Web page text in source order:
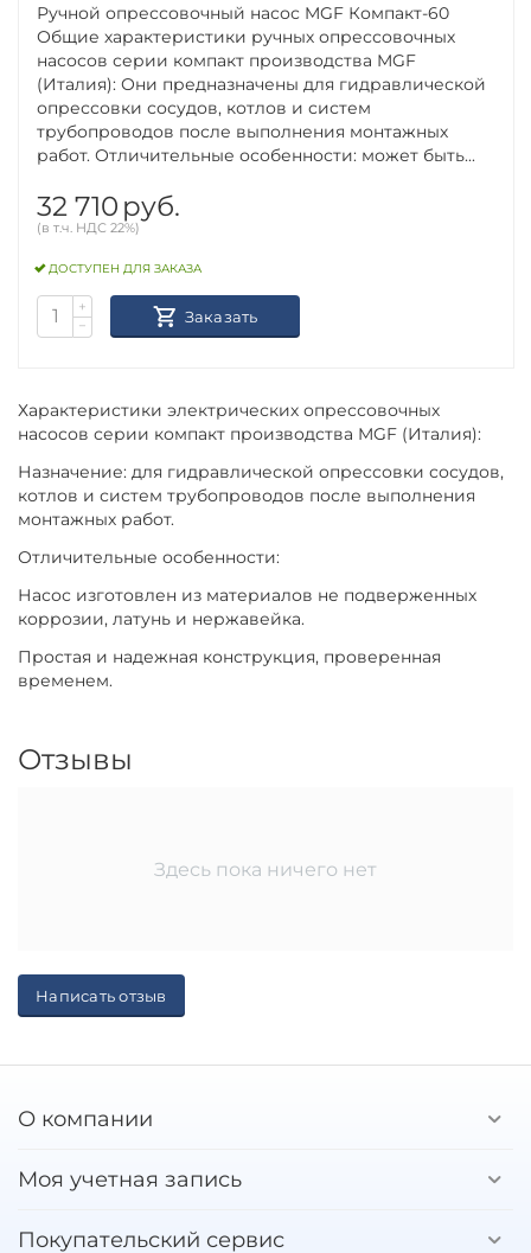
Характеристики электрических опрессовочных
насосов серии компакт производства MGF (Италия):
Назначение: для гидравлической опрессовки сосудов,
котлов и систем трубопроводов после выполнения
монтажных работ.
Отличительные особенности:
Насос изготовлен из материалов не подверженных
коррозии, латунь и нержавейка.
Простая и надежная конструкция, проверенная
временем.
Ручной опрессовочный насос MGF Компакт-60
Общие характеристики ручных опрессовочных
насосов серии компакт производства MGF
(Италия): Они предназначены для гидравлической
опрессовки сосудов, котлов и систем
трубопроводов после выполнения монтажных
работ. Отличительные особенности: может быть...
32 710 руб.
(в т.ч. НДС 22%)
ДОСТУПЕН ДЛЯ ЗАКАЗА
+
−
Заказать
Отзывы
Здесь пока ничего нет
Написать отзыв
О компании
Моя учетная запись
Покупательский сервис